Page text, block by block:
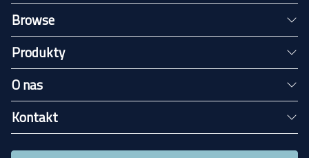
Browse
Produkty
O nas
Kontakt